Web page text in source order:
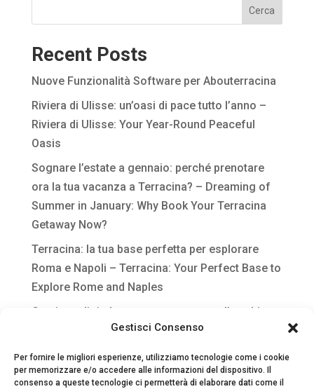
Gestisci Consenso
Per fornire le migliori esperienze, utilizziamo tecnologie come i cookie
per memorizzare e/o accedere alle informazioni del dispositivo. Il
consenso a queste tecnologie ci permetterà di elaborare dati come il
Cerca
Recent Posts
Nuove Funzionalità Software per Abouterracina
Riviera di Ulisse: un’oasi di pace tutto l’anno –
Riviera di Ulisse: Your Year-Round Peaceful
Oasis
Sognare l’estate a gennaio: perché prenotare
ora la tua vacanza a Terracina? – Dreaming of
Summer in January: Why Book Your Terracina
Getaway Now?
Terracina: la tua base perfetta per esplorare
Roma e Napoli – Terracina: Your Perfect Base to
Explore Rome and Naples
Gestione digitale per strutture extra-alberghiere